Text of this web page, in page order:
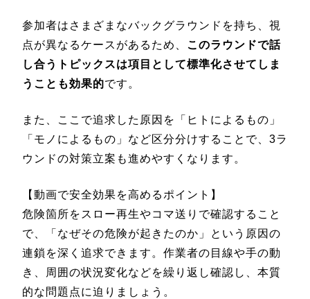
参加者はさまざまなバックグラウンドを持ち、視
点が異なるケースがあるため、 このラウンドで話
し合うトピックスは項目として標準化させてしま
うことも効果的です。
また、ここで追求した原因を「ヒトによるもの」
「モノによるもの」など区分分けすることで、3ラ
ウンドの対策立案も進めやすくなります。
【動画で安全効果を高めるポイント】
危険箇所をスロー再生やコマ送りで確認すること
で、「なぜその危険が起きたのか」という原因の
連鎖を深く追求できます。作業者の目線や手の動
き、周囲の状況変化などを繰り返し確認し、本質
的な問題点に迫りましょう。